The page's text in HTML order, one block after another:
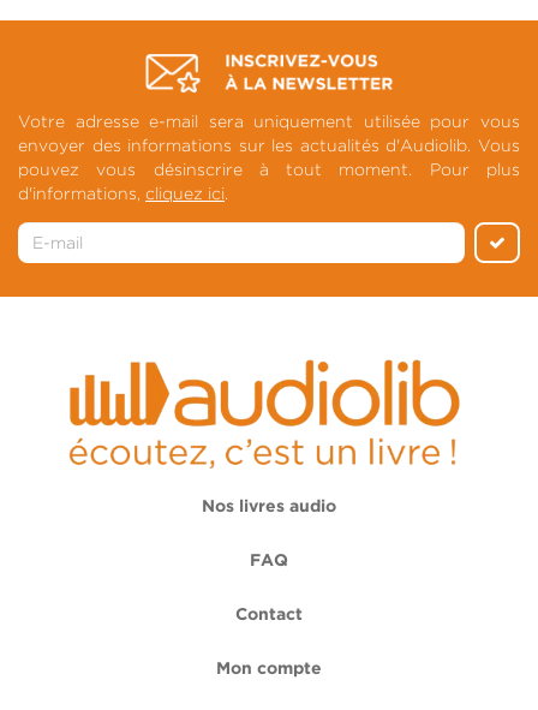
Votre adresse e-mail sera uniquement utilisée pour vous
envoyer des informations sur les actualités d'Audiolib. Vous
pouvez vous désinscrire à tout moment. Pour plus
d'informations, cliquez ici.
Nos livres audio
FAQ
Contact
Mon compte